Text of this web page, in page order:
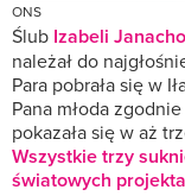
ONS
Ślub Izabeli
należał do
Para pobrała się w
Pana młoda
pokazała się w aż
Wszystkie trzy
światowych